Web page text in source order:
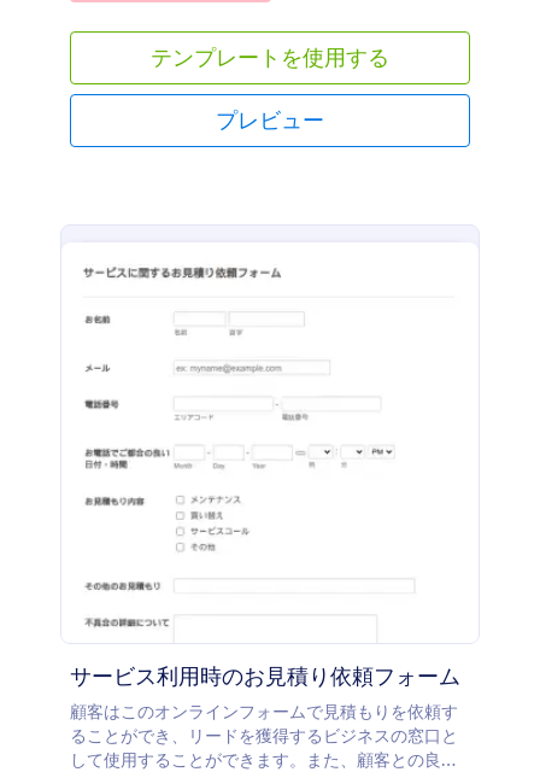
ーラルフォームを使用して紹介を集めましょう。リ
ファーラルフォームは、電話やオンライン、または
直接会った際にも使用することができます。こちら
の無料のリファーラルフォームのテンプレートは、
オンラインでご使用いただけます。 フォームをカス
るか、メールに挿入することができます。今すぐリ
収集しましょう。
テンプレートを使用する
プレビュー
サービス利用時のお見積り依頼フォーム
顧客はこのオンラインフォームで見積もりを依頼す
ることができ、リードを獲得するビジネスの窓口と
して使用することができます。また、顧客との良好